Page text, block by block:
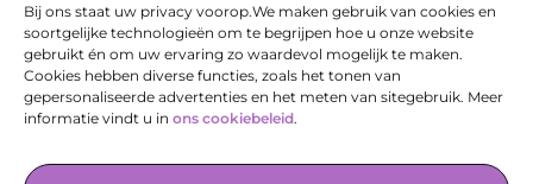
Bij ons staat uw privacy voorop.We maken gebruik van cookies en
soortgelijke technologieën om te begrijpen hoe u onze website
gebruikt én om uw ervaring zo waardevol mogelijk te maken.
Cookies hebben diverse functies, zoals het tonen van
gepersonaliseerde advertenties en het meten van sitegebruik. Meer
informatie vindt u in ons cookiebeleid.
Onze informatie